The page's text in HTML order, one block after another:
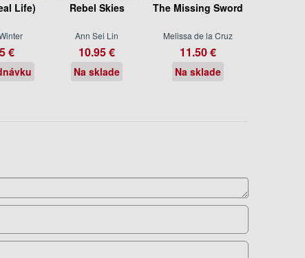
Life)
€
Rebel Skies
Ann Sei Lin
10.95 €
Na sklade
The Missing Sword
Melissa de la Cruz
11.50 €
Na sklade